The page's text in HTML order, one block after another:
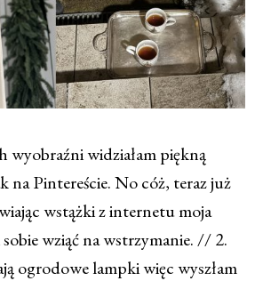
wyobraźni widziałam piękną
na Pintereście. No cóż, teraz już
wstążki z internetu moja
wziąć na wstrzymanie. // 2.
ogrodowe lampki więc wyszłam